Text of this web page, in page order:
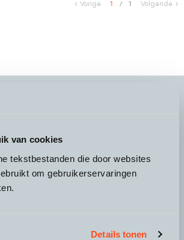
van cookies
tekstbestanden die door websites
om gebruikerservaringen
Details tonen
Vorige 1 / 1 Volgende